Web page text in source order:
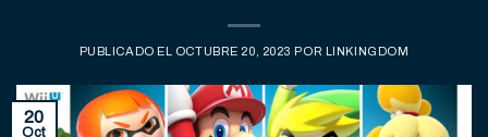
PUBLICADO EL OCTUBRE 20, 2023 POR LINKINGDOM
20
Oct